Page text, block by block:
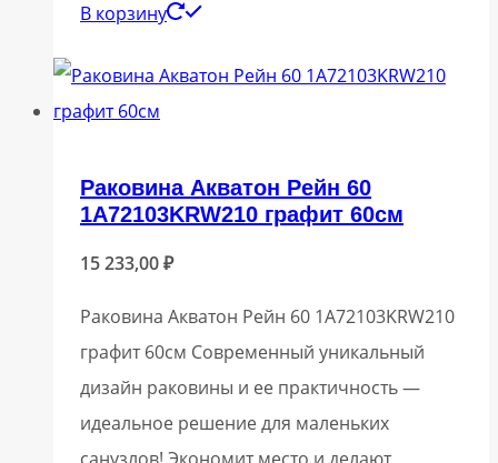
В корзину
Раковина Акватон Рейн 60
1A72103KRW210 графит 60см
15 233,00₽
Раковина Акватон Рейн 60 1A72103KRW210
графит 60см Современный уникальный
дизайн раковины и ее практичность —
идеальное решение для маленьких